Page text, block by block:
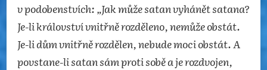
v podobenstvích: „Jak může satan vyhánět satana?
Je-li království vnitřně rozděleno, nemůže obstát.
Je-li dům vnitřně rozdělen, nebude moci obstát. A
povstane-li satan sám proti sobě a je rozdvojen,